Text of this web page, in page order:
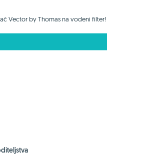
Vector by Thomas na vodeni filter!